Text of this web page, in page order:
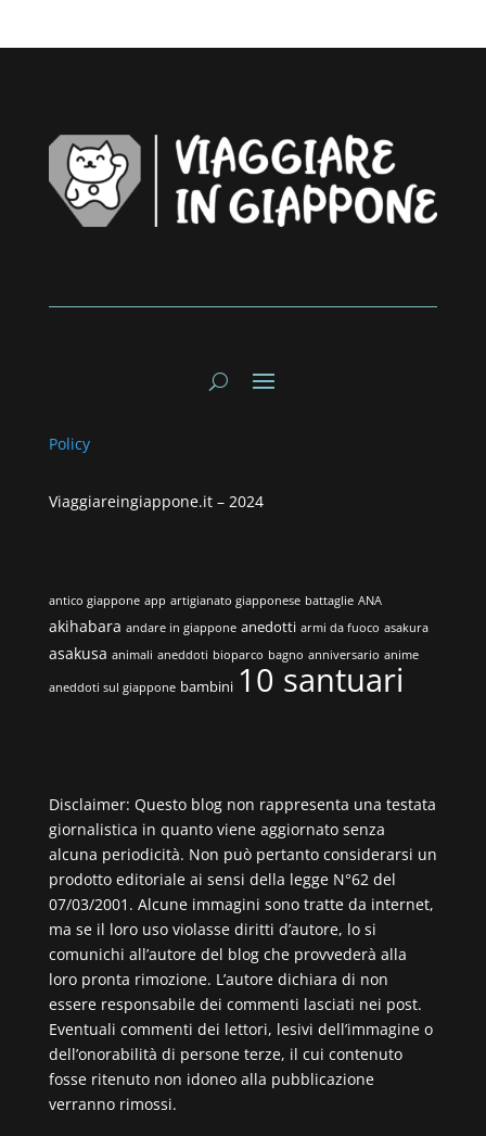
Policy
Viaggiareingiappone.it – 2024
antico giappone app artigianato giapponese battaglie ANA
akihabara andare in giappone anedotti armi da fuoco asakura
asakusa animali aneddoti bioparco bagno anniversario anime
aneddoti sul giappone bambini 10 santuari
Disclaimer: Questo blog non rappresenta una testata
giornalistica in quanto viene aggiornato senza
alcuna periodicità. Non può pertanto considerarsi un
prodotto editoriale ai sensi della legge N°62 del
07/03/2001. Alcune immagini sono tratte da internet,
ma se il loro uso violasse diritti d’autore, lo si
comunichi all’autore del blog che provvederà alla
loro pronta rimozione. L’autore dichiara di non
essere responsabile dei commenti lasciati nei post.
Eventuali commenti dei lettori, lesivi dell’immagine o
dell’onorabilità di persone terze, il cui contenuto
fosse ritenuto non idoneo alla pubblicazione
verranno rimossi.